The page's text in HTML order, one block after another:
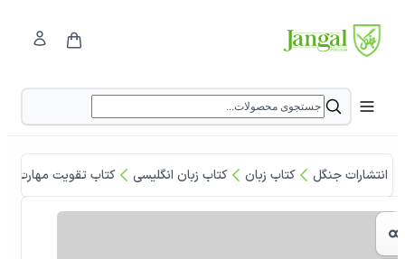
انتشارات جنگل کتاب زبان کتاب زبان انگلیسی کتاب تقویت مهارت